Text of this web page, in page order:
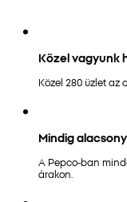
Közel vagyunk
Közel 280 üzlet az
Mindig
A Pepco-ban
árakon.